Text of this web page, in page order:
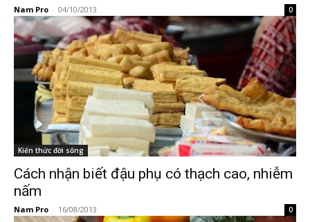
Nam Pro - 04/10/2013 0
Kiến thức đời sống
Cách nhận biết đậu phụ có thạch cao, nhiễm
nấm
Nam Pro - 16/08/2013 0